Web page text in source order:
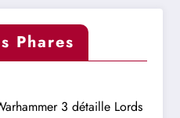
Phares
3 détaille Lords